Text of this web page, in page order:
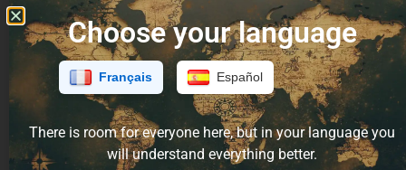
Choose your language
Français Español
There is room for everyone here, but in your language you
will understand everything better.